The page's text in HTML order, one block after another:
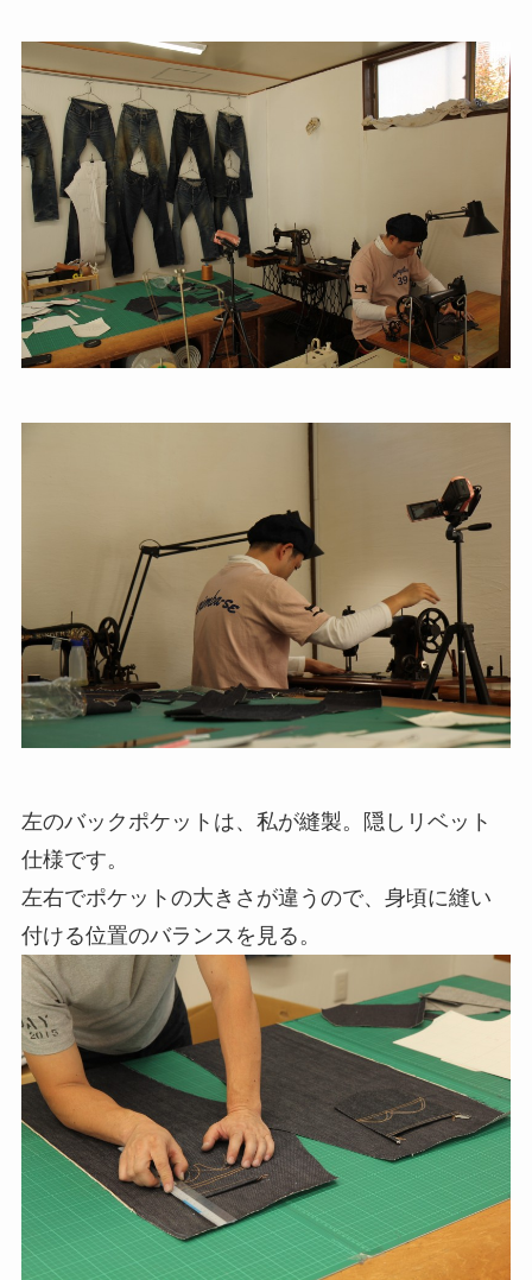
左のバックポケットは、私が縫製。隠しリベット
仕様です。
左右でポケットの大きさが違うので、身頃に縫い
付ける位置のバランスを見る。